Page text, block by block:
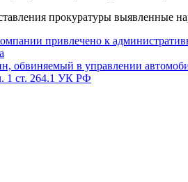
прокуратуры выявленные
привлечено к
обвиняемый в управлении
1 ст. 264.1 УК РФ